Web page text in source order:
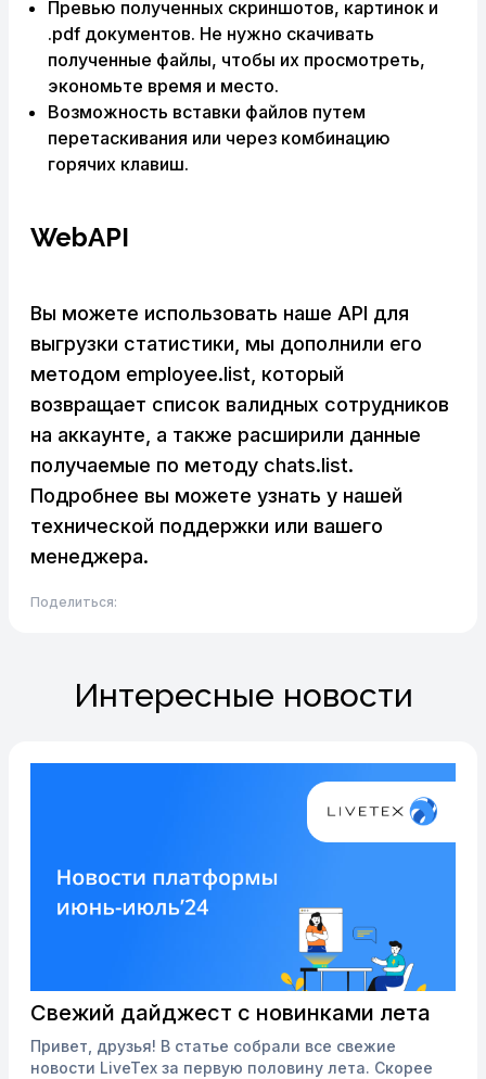
Превью полученных скриншотов, картинок и
.pdf документов. Не нужно скачивать
полученные файлы, чтобы их просмотреть,
экономьте время и место.
Возможность вставки файлов путем
перетаскивания или через комбинацию
горячих клавиш.
WebAPI
Вы можете использовать наше API для
выгрузки статистики, мы дополнили его
методом employee.list, который
возвращает список валидных сотрудников
на аккаунте, а также расширили данные
получаемые по методу chats.list.
Подробнее вы можете узнать у нашей
технической поддержки или вашего
менеджера.
Поделиться:
Интересные новости
Свежий дайджест с новинками лета
Привет, друзья! В статье собрали все свежие
новости LiveTex за первую половину лета. Скорее